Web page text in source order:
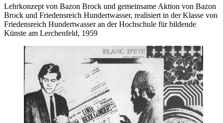
Lehrkonzept von Bazon Brock und gemeinsame Aktion von Bazon
Brock und Friedensreich Hundertwasser, realisiert in der Klasse von
Friedensreich Hundertwasser an der Hochschule für bildende
Künste am Lerchenfeld, 1959